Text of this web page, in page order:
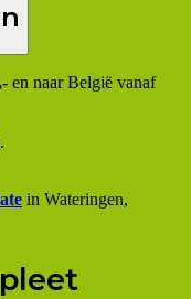
en naar België vanaf
in Wateringen,